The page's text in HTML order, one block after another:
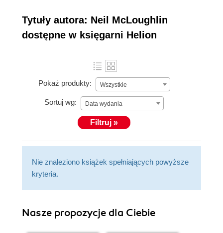
& Windows 365 deployments.
Tytuły autora: Neil McLoughlin
dostępne w księgarni Helion
Pokaż produkty: Wszystkie
Sortuj wg: Data wydania
Filtruj »
Nie znaleziono książek spełniających powyższe
kryteria.
Nasze propozycje dla Ciebie